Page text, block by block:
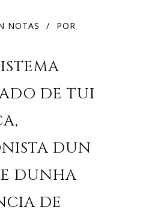
NOTAS
POR
DE TUI
DUN
DUNHA
DE